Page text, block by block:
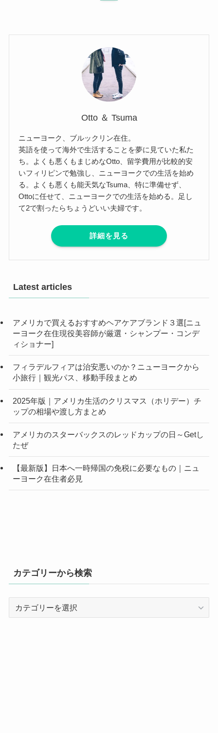
Otto ＆ Tsuma
ニューヨーク、ブルックリン在住。
英語を使って海外で生活することを夢に見ていた私た
ち。よくも悪くもまじめなOtto、留学費用が比較的安
いフィリピンで勉強し、ニューヨークでの生活を始め
る。よくも悪くも能天気なTsuma、特に準備せず、
Ottoに任せて、ニューヨークでの生活を始める。足し
て2で割ったらちょうどいい夫婦です。
詳細を見る
Latest articles
アメリカで買えるおすすめヘアケアブランド３選[ニュ
ーヨーク在住現役美容師が厳選・シャンプー・コンデ
ィショナー]
フィラデルフィアは治安悪いのか？ニューヨークから
小旅行｜観光パス、移動手段まとめ
2025年版｜アメリカ生活のクリスマス（ホリデー）チ
ップの相場や渡し方まとめ
アメリカのスターバックスのレッドカップの日～Getし
たぜ
【最新版】日本へ一時帰国の免税に必要なもの｜ニュ
ーヨーク在住者必見
カテゴリーから検索